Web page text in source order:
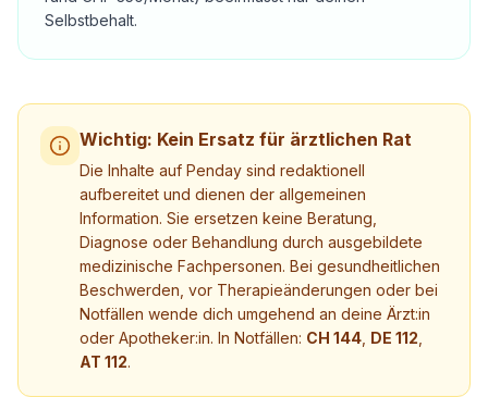
Selbstbehalt.
Wichtig: Kein Ersatz für ärztlichen Rat
Die Inhalte auf Penday sind redaktionell
aufbereitet und dienen der allgemeinen
Information. Sie ersetzen keine Beratung,
Diagnose oder Behandlung durch ausgebildete
medizinische Fachpersonen. Bei gesundheitlichen
Beschwerden, vor Therapieänderungen oder bei
Notfällen wende dich umgehend an deine Ärzt:in
oder Apotheker:in. In Notfällen: CH 144 DE 112
AT 112.